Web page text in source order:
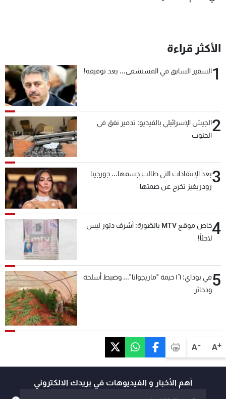
A+
A-
الأكثر قراءة
1السفير السابق في المستشفى... بعد توقيفه!
2الجيش الإسرائيلي بالفيديو: تدمير نفق في
الجنوب
3بعد الإنتقادات التي طالت جسمها... جورجينا
رودريغيز تخرج عن صمتها
4
خاص موقع MTV بالصّورة: أشرف دبّور ليس
لاجئاً!
5
في بوداي: ١٦ خيمة "ماريجوانا"... وضبط أسلحة
وذخائر
أهم الأخبار و الفيديوهات في بريدك الالكتروني